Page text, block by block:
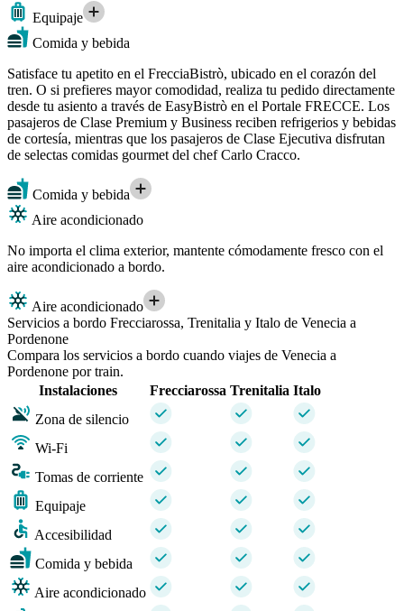
Equipaje
Comida y bebida
Satisface tu apetito en el FrecciaBistrò, ubicado en el corazón del
tren. O si prefieres mayor comodidad, realiza tu pedido directamente
desde tu asiento a través de EasyBistrò en el Portale FRECCE. Los
pasajeros de Clase Premium y Business reciben refrigerios y bebidas
de cortesía, mientras que los pasajeros de Clase Ejecutiva disfrutan
de selectas comidas gourmet del chef Carlo Cracco.
Comida y bebida
Aire acondicionado
No importa el clima exterior, mantente cómodamente fresco con el
aire acondicionado a bordo.
Aire acondicionado
Servicios a bordo Frecciarossa, Trenitalia y Italo de Venecia a
Pordenone
Compara los servicios a bordo cuando viajes de Venecia a
Pordenone por train.
Instalaciones
Frecciarossa Trenitalia Italo
Zona de silencio
Wi-Fi
Tomas de corriente
Equipaje
Accesibilidad
Comida y bebida
Aire acondicionado